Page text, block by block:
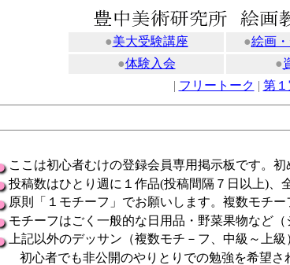
●美大受験講座 ●絵画
●体験入会 ●
| フリートーク | 第
ここは初心者むけの登録会員専用掲示板です。初
投稿数はひとり週に１作品(投稿間隔７日以上)、
原則「１モチーフ」でお願いします。複数モチ
モチーフはごく一般的な日用品・野菜果物など（
上記以外のデッサン（複数モチ－フ、中級～上
初心者でも非公開のやりとりでの勉強を希望さ